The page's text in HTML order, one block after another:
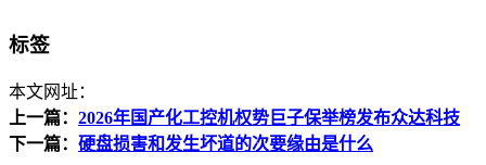
标签
本文网址：
上一篇： 2026年国产化工控机权势巨子保举榜发布众达科技
下一篇： 硬盘损害和发生坏道的次要缘由是什么